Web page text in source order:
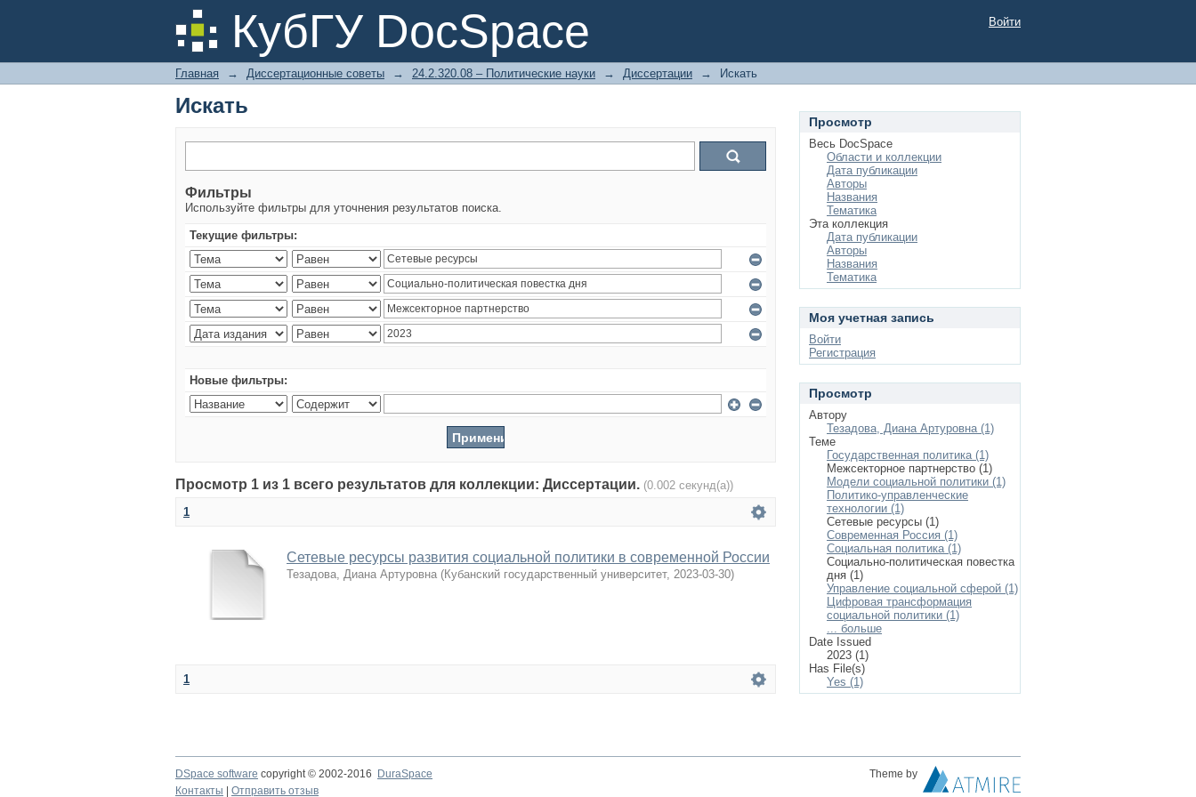
КубГУ DocSpace
Искать Войти
Главная → Диссертационные советы → 24.2.320.08 – Политические науки → Диссертации → Искать
Искать
Фильтры
Используйте фильтры для уточнения результатов поиска.
Текущие фильтры:
Новые фильтры:
Просмотр 1 из 1 всего результатов для коллекции: Диссертации. (0.002 секунд(а))
1
Сетевые ресурсы развития социальной политики в современной России
Тезадова, Диана Артуровна (Кубанский государственный университет, 2023-03-30)
1
Просмотр
Весь DocSpace
Области и коллекции
Дата публикации
Авторы
Названия
Тематика
Эта коллекция
Дата публикации
Авторы
Названия
Тематика
Моя учетная запись
Войти
Регистрация
Просмотр
Автору
Тезадова, Диана Артуровна (1)
Теме
Государственная политика (1)
Межсекторное партнерство (1)
Модели социальной политики (1)
Политико-управленческие
технологии (1)
Сетевые ресурсы (1)
Современная Россия (1)
Социальная политика (1)
Социально-политическая повестка
дня (1)
Управление социальной сферой (1)
Цифровая трансформация
социальной политики (1)
... больше
Date Issued
2023 (1)
Has File(s)
Yes (1)
DSpace software copyright © 2002-2016 DuraSpace
Theme by
Контакты
Отправить отзыв